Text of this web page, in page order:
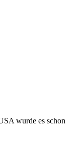
wurde es schon